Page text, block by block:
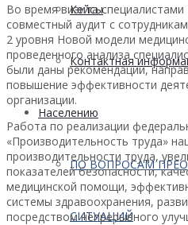
Кейсы
Контактная
Населению
ПО ВОПРОСАМ
СИТУАЦИЙ
Во время визита
совместный аудит с
2 уровня Новой модели
проведенного анализа
были даны рекомендации,
повышение эффективности
организации.
Работа по реализации
«Производительность труда»
производительности труда,
показателей безопасности,
медицинской помощи,
системы здравоохранения,
посредством непрерывного